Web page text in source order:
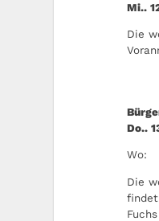
Mi..
Die
Do..
Wo:
Die